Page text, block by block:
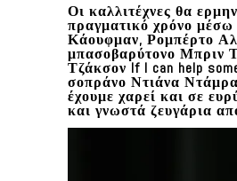
Οι καλλιτέχνες θα
πραγματικό χρόνο
Κάουφμαν, Ρομπέρτο
μπασοβαρύτονο Μπριν
Τζάκσον If I can help
σοπράνο Ντιάνα
έχουμε χαρεί και σε
και γνωστά ζευγάρια